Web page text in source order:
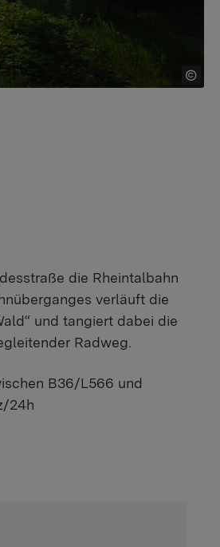
die Rheintalbahn
verläuft die
und tangiert dabei die
Radweg.
B36/L566 und
24h